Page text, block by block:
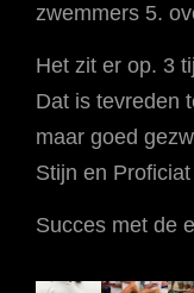
zwemmers 5.
Het zit er op. 3
Dat is tevreden
maar goed
Stijn en
Succes met de